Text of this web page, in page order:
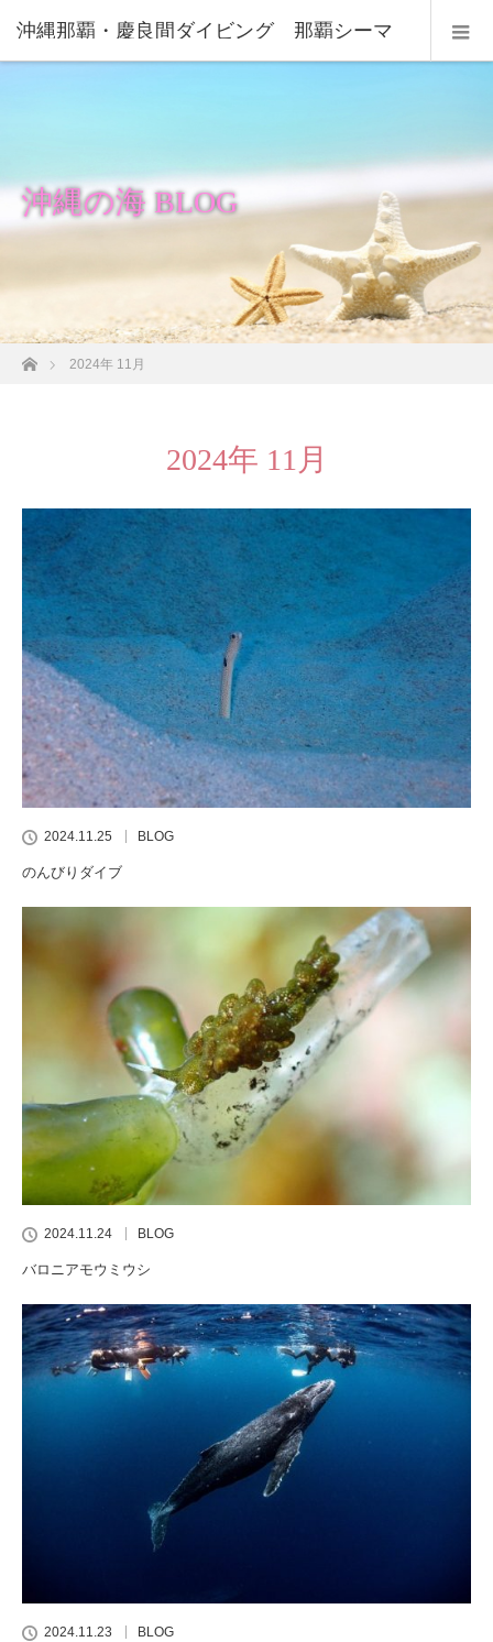
沖縄那覇・慶良間ダイビング 那覇シーマ
沖縄の海 BLOG
ホーム2024年 11月
2024年 11月
2024.11.25 BLOG
のんびりダイブ
2024.11.24 BLOG
バロニアモウミウシ
2024.11.23 BLOG